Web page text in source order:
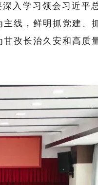
入学习领会习近平
线，鲜明抓党建、
孜长治久安和高质